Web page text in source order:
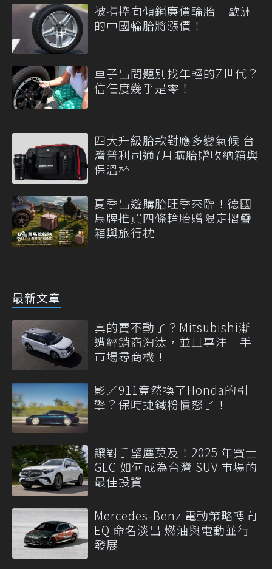
被指控向傾銷廉價輪胎 歐洲
的中國輪胎將漲價！
車子出問題別找年輕的Z世代？
信任度幾乎是零！
四大升級胎款對應多變氣候 台
灣普利司通7月購胎贈收納箱與
保溫杯
夏季出遊購胎旺季來臨！德國
馬牌推買四條輪胎贈限定摺疊
箱與旅行枕
最新文章
真的賣不動了？Mitsubishi漸
遭經銷商淘汰，並且專注二手
市場尋商機！
影／911竟然換了Honda的引
擎？保時捷鐵粉憤怒了！
讓對手望塵莫及！2025 年賓士
GLC 如何成為台灣 SUV 市場的
最佳投資
Mercedes-Benz 電動策略轉向
EQ 命名淡出 燃油與電動並行
發展